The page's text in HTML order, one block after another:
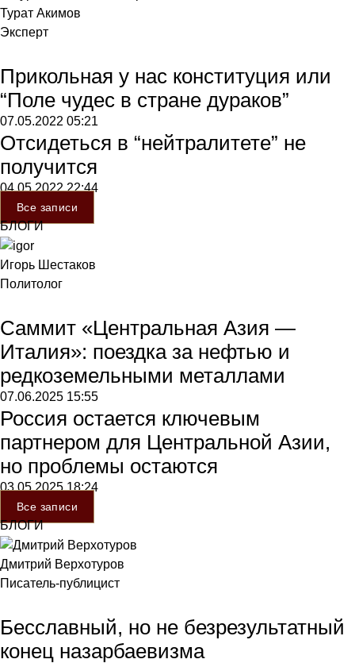
Турат Акимов
Эксперт
Прикольная у нас конституция или
“Поле чудес в стране дураков”
07.05.2022 05:21
Отсидеться в “нейтралитете” не
получится
04.05.202222:44
Все записи
БЛОГИ
Игорь Шестаков
Политолог
Саммит «Центральная Азия —
Италия»: поездка за нефтью и
редкоземельными металлами
07.06.2025 15:55
Россия остается ключевым
партнером для Центральной Азии,
но проблемы остаются
03.05.202518:24
Все записи
БЛОГИ
Дмитрий Верхотуров
Писатель-публицист
Бесславный, но не безрезультатный
конец назарбаевизма